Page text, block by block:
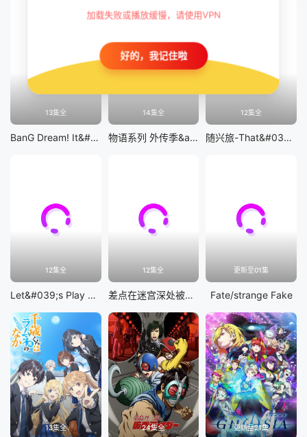
13集全
BanG Dream! It&#039;s MyGO!!!!!
14集全
物语系列 外传季&amp;怪物季
12集全
随兴旅-That&#039;s Journey-
12集全
Let&#039;s Play 充满挑战的人生
12集全
差点在迷宫深处被信任的伙伴杀掉，但靠着天赐技能「无限扭蛋」获得等级9999的伙伴，我要向前队友和世界展开复仇&amp;「给他们好看！」
更新至01集
Fate/strange Fake
13集全 24集全 更新至21集
加载失败或播放缓慢，请使用VPN
好的，我记住啦